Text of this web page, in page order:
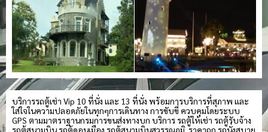
บริการรถตู้เช่า Vip 10 ที่นั่ง และ 13 ที่นั่ง พร้อมการบริการที่สุภาพ และ
ใส่ใจในความปลอดภัยในทุกๆการเดินทาง การขับขี่ ควบคุมโดยระบบ
GPS ตามมาตราฐานกรมการขนส่งทางบก บริการ รถตู้ให้เช่า รถตู้รับจ้าง
รถตู้สนามบิน รถตู้ดอนเมือง รถตู้สนามบินสุวรรณภูมิ ราคาถูก รถนั่งสบาย